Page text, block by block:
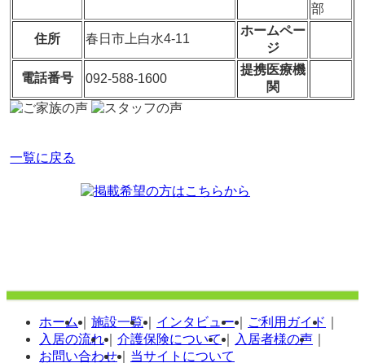
部
住所 春日市上白水4-11
ホームペー
ジ
電話番号 092-588-1600
提携医療機
関
一覧に戻る
ホーム｜ 施設一覧｜ インタビュー｜ ご利用ガイド
入居の流れ｜ 介護保険について｜ 入居者様の声
お問い合わせ｜ 当サイトについて